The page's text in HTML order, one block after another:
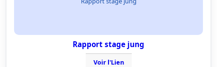
Rapport stage jung
Voir l'Lien